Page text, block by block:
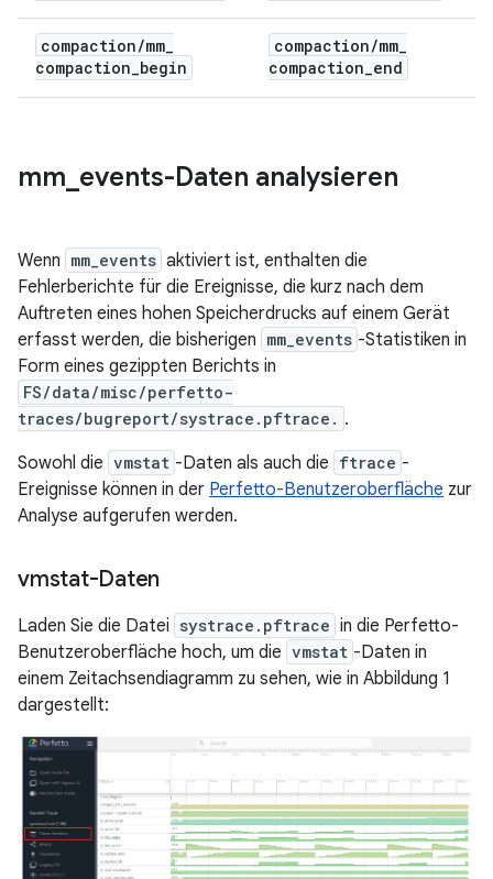
compaction/mm_
compaction_begin
compaction/mm_
compaction_end
mm events-Daten analysieren
Wenn mm_events aktiviert ist, enthalten die
Fehlerberichte für die Ereignisse, die kurz nach dem
Auftreten eines hohen Speicherdrucks auf einem Gerät
erfasst werden, die bisherigen mm_events -Statistiken in
Form eines gezippten Berichts in
FS/data/misc/perfetto-
traces/bugreport/systrace.pftrace. .
Sowohl die vmstat -Daten als auch die ftrace -
Ereignisse können in der Perfetto-Benutzeroberfläche zur
Analyse aufgerufen werden.
vmstat-Daten
Laden Sie die Datei systrace.pftrace in die Perfetto-
Benutzeroberfläche hoch, um die vmstat -Daten in
einem Zeitachsendiagramm zu sehen, wie in Abbildung 1
dargestellt: